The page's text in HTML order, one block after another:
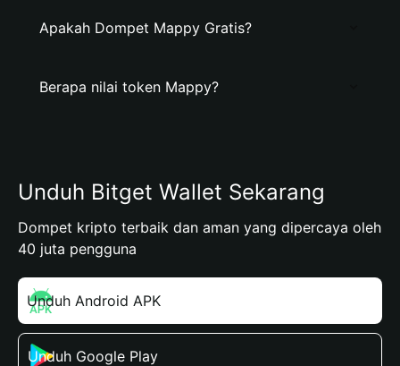
Apakah Dompet Mappy Gratis?
Berapa nilai token Mappy?
Unduh Bitget Wallet Sekarang
Dompet kripto terbaik dan aman yang dipercaya oleh
40 juta pengguna
Unduh Android APK
Unduh Google Play